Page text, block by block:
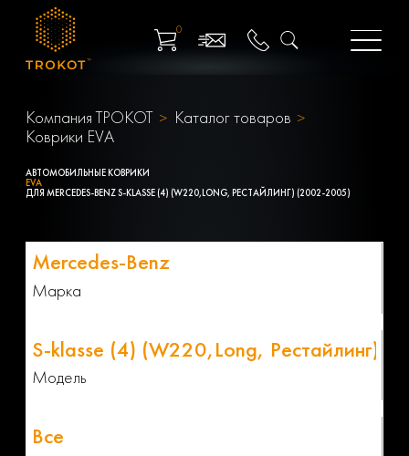
0
Компания ТРОКОТ
Каталог товаров
Коврики EVA
АВТОМОБИЛЬНЫЕ КОВРИКИ
EVA
ДЛЯ MERCEDES-BENZ S-KLASSE (4) (W220,LONG, РЕСТАЙЛИНГ) (2002-2005)
Марка
Модель